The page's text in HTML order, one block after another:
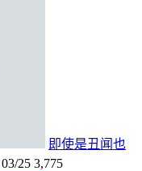
即使是丑闻也
03/25 3,775